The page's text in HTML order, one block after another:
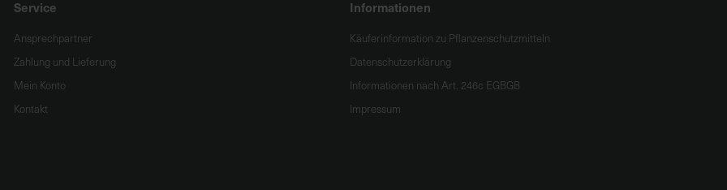
Service
Ansprechpartner
Zahlung und Lieferung
Mein Konto
Kontakt
Informationen
Käuferinformation zu Pflanzenschutzmitteln
Datenschutzerklärung
Informationen nach Art. 246c EGBGB
Impressum